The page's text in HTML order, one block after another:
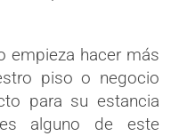
empieza hacer más
piso o negocio
para su estancia
alguno de este